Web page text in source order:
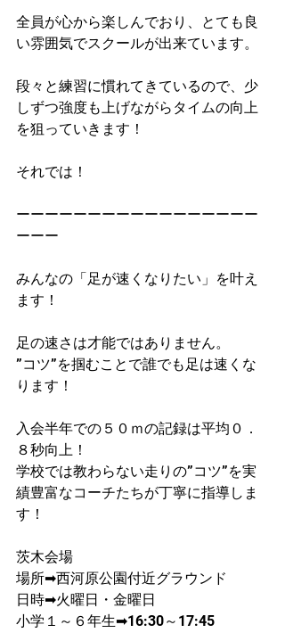
全員が心から楽しんでおり、とても良
い雰囲気でスクールが出来ています。
段々と練習に慣れてきているので、少
しずつ強度も上げながらタイムの向上
を狙っていきます！
それでは！
ーーーーーーーーーーーーーーーーー
ーーー
みんなの「足が速くなりたい」を叶え
ます！
足の速さは才能ではありません。
”コツ”を掴むことで誰でも足は速くな
ります！
入会半年での５０ｍの記録は平均０．
８秒向上！​
学校では教わらない走りの”コツ”を実
績豊富なコーチたちが丁寧に指導しま
す！
茨木会場
場所➡西河原公園付近グラウンド
日時➡火曜日・金曜日
​小学１～６年生➡16:30～17:45